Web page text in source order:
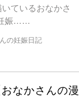
ているおなかさ
娠……
の妊娠日記
なかさんの漫